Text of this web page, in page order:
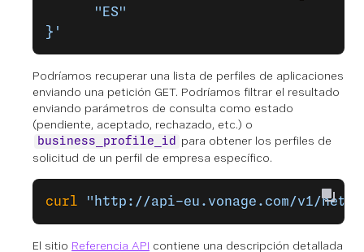
      "ES"
}'
Podríamos recuperar una lista de perfiles de aplicaciones
enviando una petición GET. Podríamos filtrar el resultado
enviando parámetros de consulta como estado
(pendiente, aceptado, rechazado, etc.) o
business_profile_id
para obtener los perfiles de
solicitud de un perfil de empresa específico.
curl "http://api-eu.vonage.com/v1/
El sitio Referencia API contiene una descripción detallada